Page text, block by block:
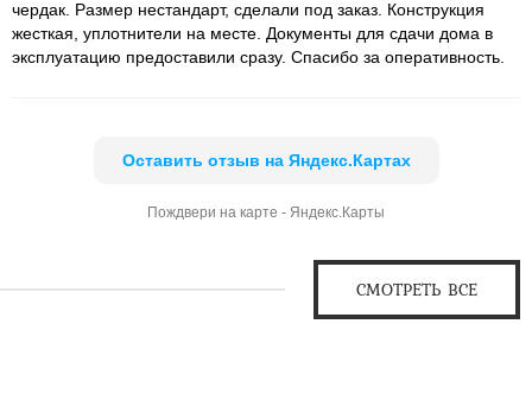
чердак. Размер нестандарт, сделали под заказ. Конструкция
жесткая, уплотнители на месте. Документы для сдачи дома в
эксплуатацию предоставили сразу. Спасибо за оперативность.
Оставить отзыв на Яндекс.Картах
Пождвери на карте - Яндекс.Карты
СМОТРЕТЬ ВСЕ